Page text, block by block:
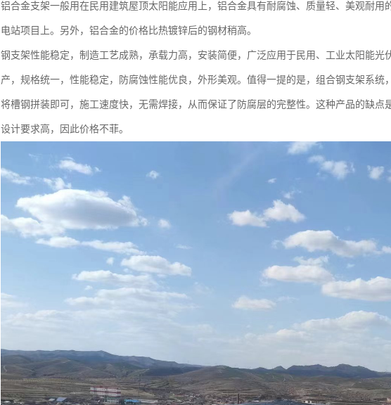
铝合金支架一般用在民用建筑屋顶太阳能应用上，铝合金具有耐腐蚀、质量轻、美观耐用
电站项目上。另外，铝合金的价格比热镀锌后的钢材稍高。
钢支架性能稳定，制造工艺成熟，承载力高，安装简便，广泛应用于民用、工业太阳能光
产，规格统一，性能稳定，防腐蚀性能优良，外形美观。值得一提的是，组合钢支架系
将槽钢拼装即可，施工速度快，无需焊接，从而保证了防腐层的完整性。这种产品的缺点
设计要求高，因此价格不菲。